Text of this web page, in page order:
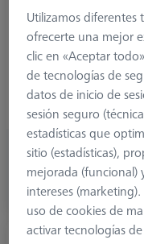
Stylus Tip
Shaft Material
Connection Type
Measuring Length
Ø Shaft (DS)
Stylus Type
960,00 €
más el IVA
Hecho a medida
Utilizamos diferentes
ofrecerte una mejor
clic en «Aceptar
de tecnologías de
datos de inicio de
sesión seguro
estadísticas que
sitio (estadísticas),
mejorada
intereses
uso de cookies de
activar tecnologías